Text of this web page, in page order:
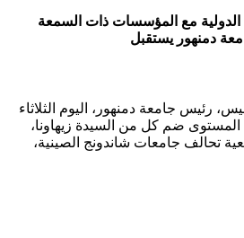
مع المؤسسات ذات السمعة
دمنهور يستقبل
رئيس جامعة دمنهور، اليوم الثلاثاء
رفيع المستوى ضم كل من السيدة زيهاونا،
تحالف جامعات شاندونج الصينية،